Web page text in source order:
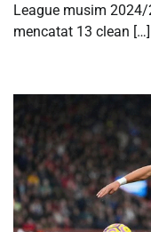
League musim
mencatat 13 clean […]